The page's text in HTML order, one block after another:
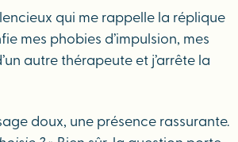
qui me rappelle la réplique
mes phobies d’impulsion, mes
autre thérapeute et j’arrête la
doux, une présence rassurante.